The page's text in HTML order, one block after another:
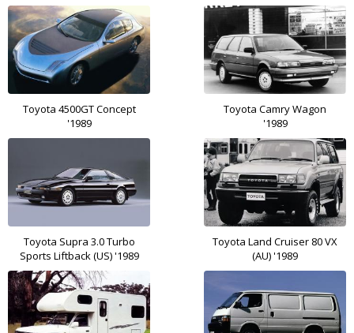
Toyota 4500GT Concept
'1989
Toyota Camry Wagon
'1989
Toyota Supra 3.0 Turbo
Sports Liftback (US) '1989
Toyota Land Cruiser 80 VX
(AU) '1989